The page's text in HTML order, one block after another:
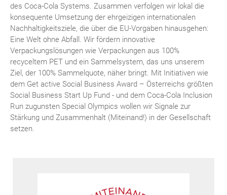
des Coca-Cola Systems. Zusammen verfolgen wir lokal die
konsequente Umsetzung der ehrgeizigen internationalen
Nachhaltigkeitsziele, die über die EU-Vorgaben hinausgehen:
Eine Welt ohne Abfall. Wir fördern innovative
Verpackungslösungen wie Verpackungen aus 100%
recyceltem PET und ein Sammelsystem, das uns unserem
Ziel, der 100% Sammelquote, näher bringt. Mit Initiativen wie
dem Get active Social Business Award – Österreichs größten
Social Business Start Up Fund - und dem Coca-Cola Inclusion
Run zugunsten Special Olympics wollen wir Signale zur
Stärkung und Zusammenhalt (Miteinand!) in der Gesellschaft
setzen.